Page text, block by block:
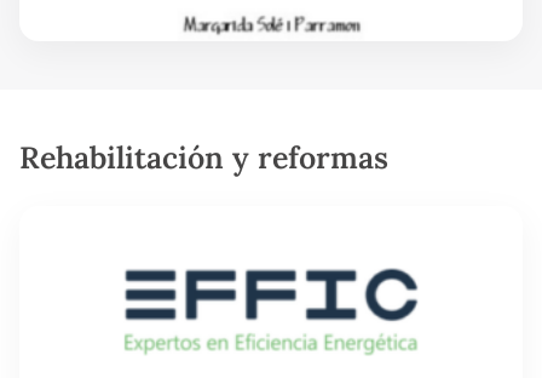
Rehabilitación y reformas